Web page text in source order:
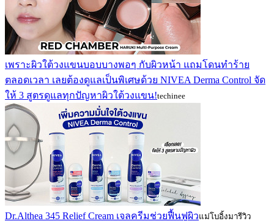
เพราะผิวใต้วงแขนบอบบางพอๆ กับผิวหน้า แถมโดนทำร้าย
ตลอดเวลา เลยต้องดูแลเป็นพิเศษด้วย NIVEA Derma Control จัด
ให้ 3 สูตรดูแลทุกปัญหาผิวใต้วงแขน!techinee
Dr.Althea 345 Relief Cream เจลครีมช่วยฟื้นฟูผิวแม่โบอิ้งมารีวิว